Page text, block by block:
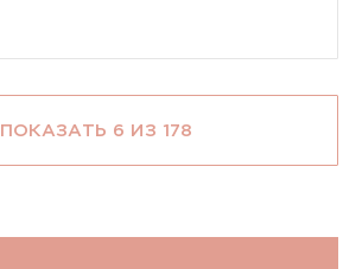
ПОКАЗАТЬ 6 ИЗ 178